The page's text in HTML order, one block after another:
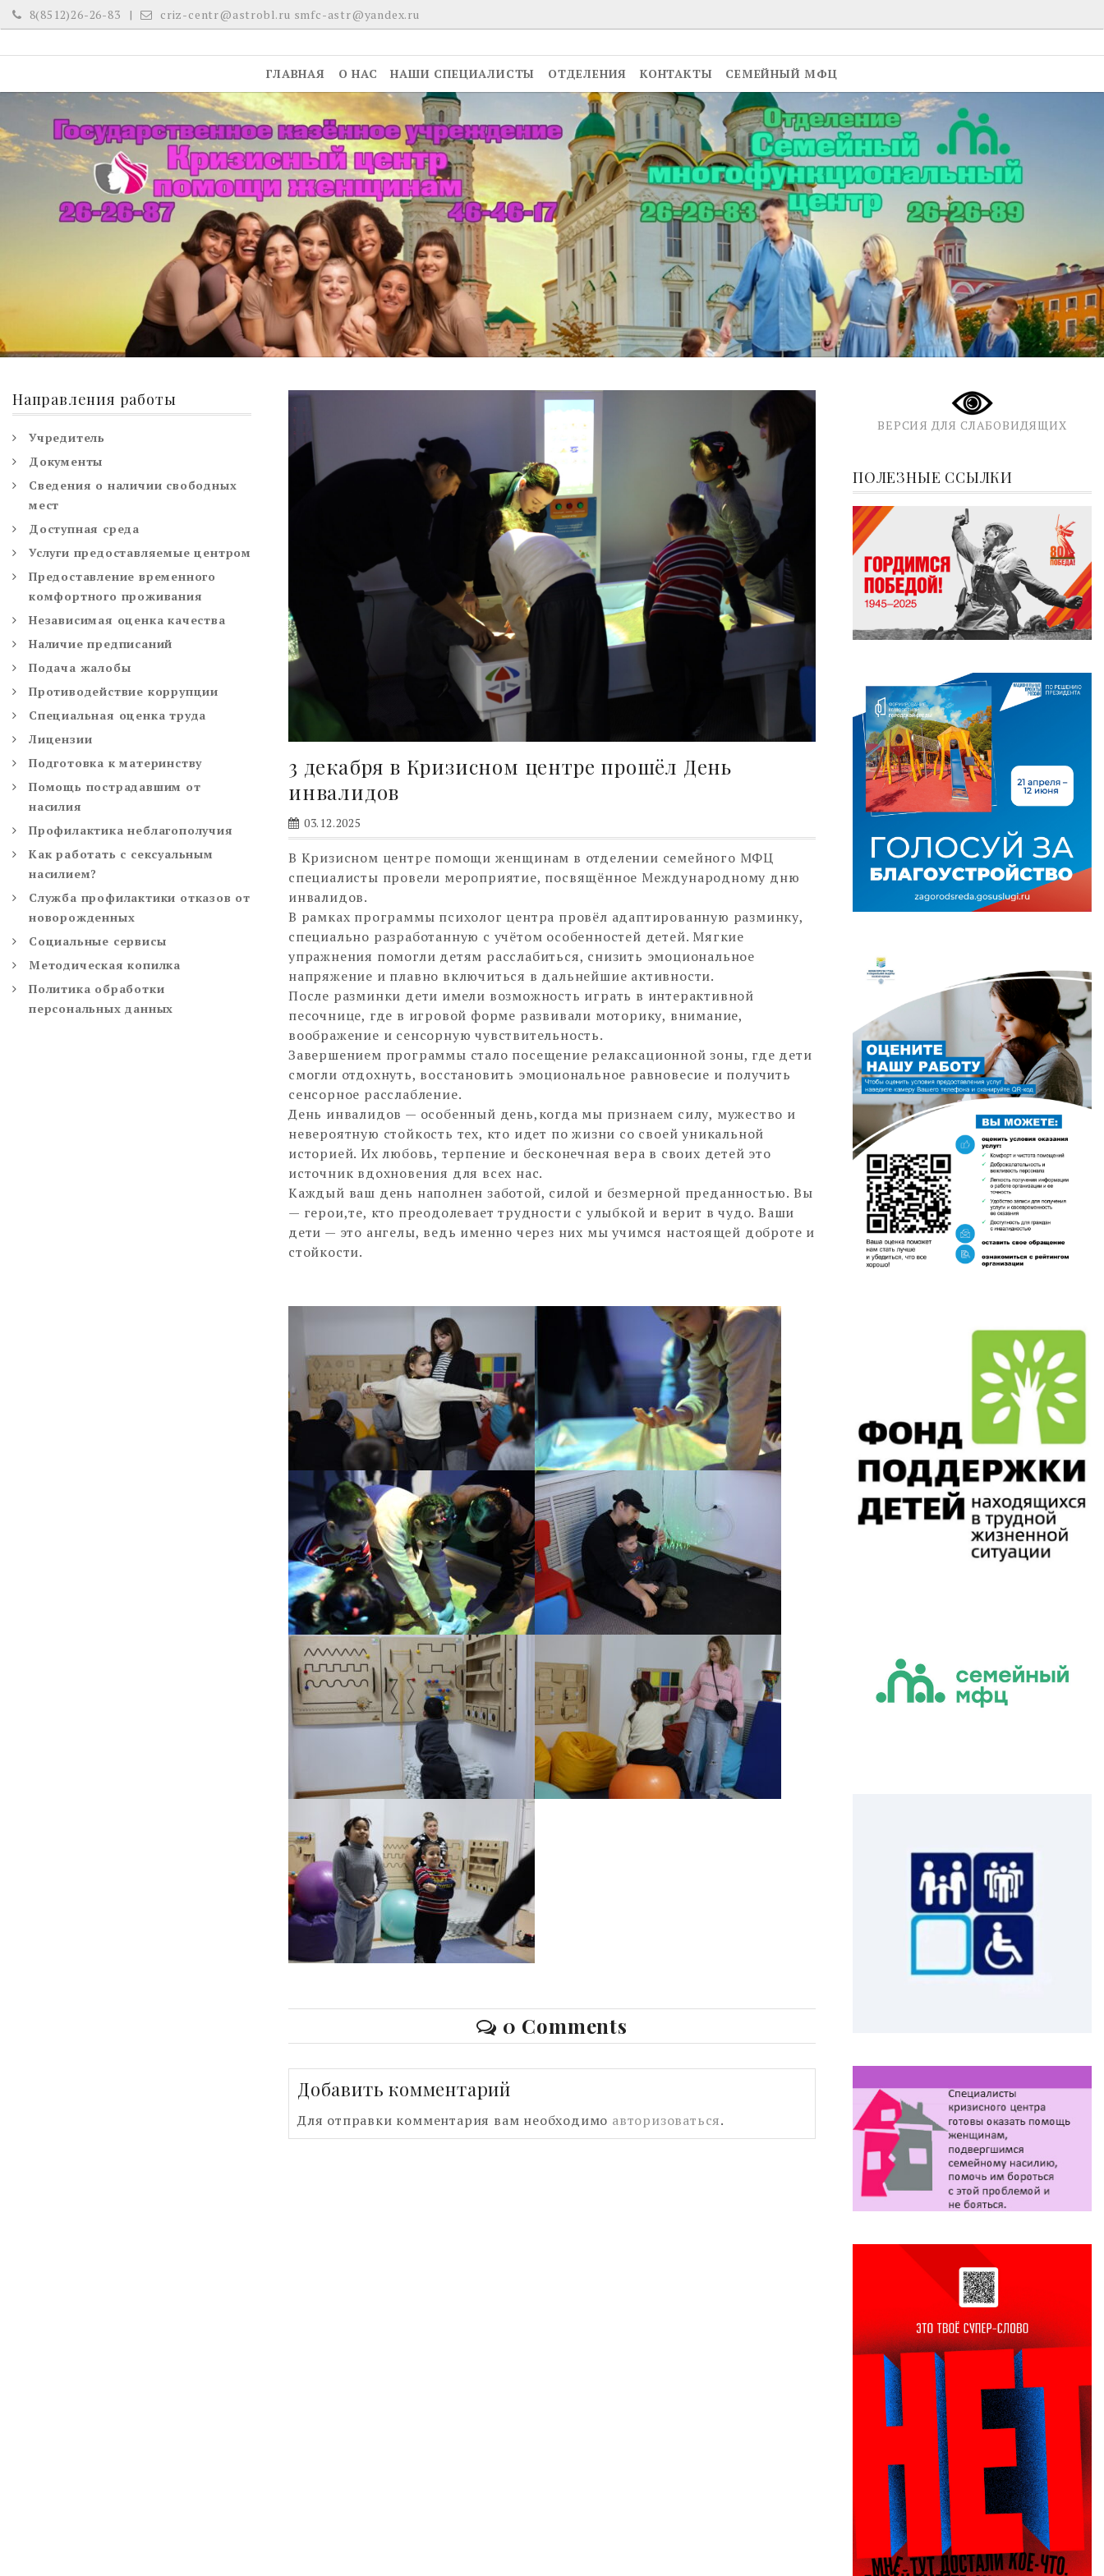
Skip
to
8(8512)26-26-83 criz-centr@astrobl.ru smfc-astr@yandex.ru
ГЛАВНАЯ О НАС НАШИ СПЕЦИАЛИСТЫ ОТДЕЛЕНИЯ КОНТАКТЫ СЕМЕЙНЫЙ МФЦ
3 декабря в Кризисном центре прошёл День
инвалидов
03.12.2025
В Кризисном центре помощи женщинам в отделении семейного МФЦ
специалисты провели мероприятие, посвящённое Международному дню
инвалидов.
В рамках программы психолог центра провёл адаптированную разминку,
специально разработанную с учётом особенностей детей. Мягкие
упражнения помогли детям расслабиться, снизить эмоциональное
напряжение и плавно включиться в дальнейшие активности.
После разминки дети имели возможность играть в интерактивной
песочнице, где в игровой форме развивали моторику, внимание,
воображение и сенсорную чувствительность.
Завершением программы стало посещение релаксационной зоны, где дети
смогли отдохнуть, восстановить эмоциональное равновесие и получить
сенсорное расслабление.
День инвалидов — особенный день,когда мы признаем силу, мужество и
невероятную стойкость тех, кто идет по жизни со своей уникальной
историей. Их любовь, терпение и бесконечная вера в своих детей это
источник вдохновения для всех нас.
Каждый ваш день наполнен заботой, силой и безмерной преданностью. Вы
— герои,те, кто преодолевает трудности с улыбкой и верит в чудо. Ваши
дети — это ангелы, ведь именно через них мы учимся настоящей доброте и
стойкости.
0 Comments
Добавить комментарий
Для отправки комментария вам необходимо авторизоваться.
Направления работы
Учредитель
Документы
Сведения о наличии свободных
мест
Доступная среда
Услуги предоставляемые центром
Предоставление временного
комфортного проживания
Независимая оценка качества
Наличие предписаний
Подача жалобы
Противодействие коррупции
Специальная оценка труда
Лицензии
Подготовка к материнству
Помощь пострадавшим от
насилия
Профилактика неблагополучия
Как работать с сексуальным
насилием?
Служба профилактики отказов от
новорожденных
Социальные сервисы
Методическая копилка
Политика обработки
персональных данных
ВЕРСИЯ ДЛЯ СЛАБОВИДЯЩИХ
ПОЛЕЗНЫЕ ССЫЛКИ